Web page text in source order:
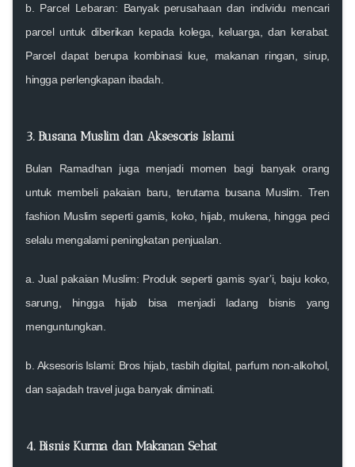
b. Parcel Lebaran: Banyak perusahaan dan individu mencari
parcel untuk diberikan kepada kolega, keluarga, dan kerabat.
Parcel dapat berupa kombinasi kue, makanan ringan, sirup,
hingga perlengkapan ibadah.
3. Busana Muslim dan Aksesoris Islami
Bulan Ramadhan juga menjadi momen bagi banyak orang
untuk membeli pakaian baru, terutama busana Muslim. Tren
fashion Muslim seperti gamis, koko, hijab, mukena, hingga peci
selalu mengalami peningkatan penjualan.
a.Jual pakaian Muslim: Produk seperti gamis syar’i, baju koko,
sarung, hingga hijab bisa menjadi ladang bisnis yang
menguntungkan.
b. Aksesoris Islami: Bros hijab, tasbih digital, parfum non-alkohol,
dan sajadah travel juga banyak diminati.
4. Bisnis Kurma dan Makanan Sehat